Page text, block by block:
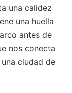
una calidez
una huella
antes de
nos conecta
ciudad de